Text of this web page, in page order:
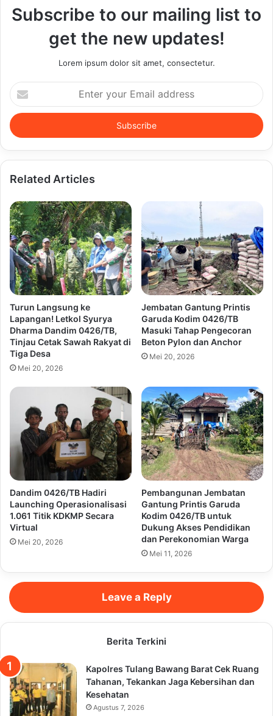
Subscribe to our mailing list to
get the new updates!
Lorem ipsum dolor sit amet, consectetur.
Enter
your
Email
address
Related Articles
Turun Langsung ke
Lapangan! Letkol Syurya
Dharma Dandim 0426/TB,
Tinjau Cetak Sawah Rakyat di
Tiga Desa
Mei 20, 2026
Jembatan Gantung Printis
Garuda Kodim 0426/TB
Masuki Tahap Pengecoran
Beton Pylon dan Anchor
Mei 20, 2026
Dandim 0426/TB Hadiri
Launching Operasionalisasi
1.061 Titik KDKMP Secara
Virtual
Mei 20, 2026
Pembangunan Jembatan
Gantung Printis Garuda
Kodim 0426/TB untuk
Dukung Akses Pendidikan
dan Perekonomian Warga
Mei 11, 2026
Leave a Reply
Berita Terkini
Kapolres Tulang Bawang Barat Cek Ruang
Tahanan, Tekankan Jaga Kebersihan dan
Kesehatan
Agustus 7, 2026